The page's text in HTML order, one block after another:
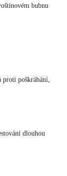
bubnu
proti poškrábání,
dlouhou